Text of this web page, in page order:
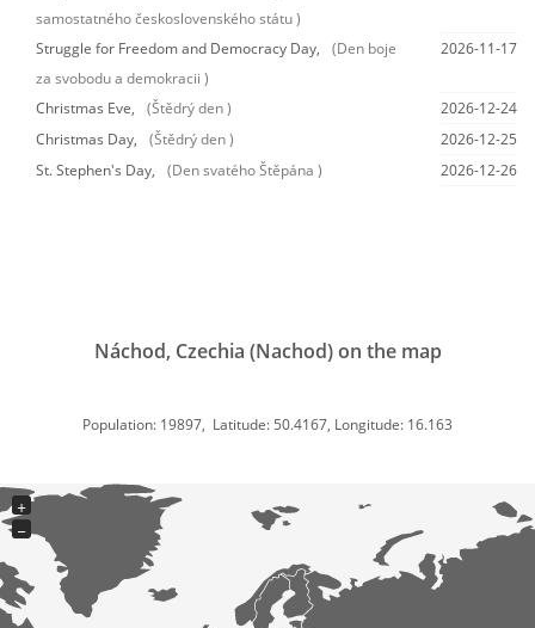
samostatného československého státu )
Struggle for Freedom and Democracy Day,
(Den boje
za svobodu a demokracii )
2026-11-17
Christmas Eve, (Štědrý den )
2026-12-24
Christmas Day,
(Štědrý den )
2026-12-25
St. Stephen's Day,
(Den svatého Štěpána ) 2026-12-26
Náchod, Czechia (Nachod) on the map
Population: 19897, Latitude: 50.4167, Longitude: 16.163
+
−